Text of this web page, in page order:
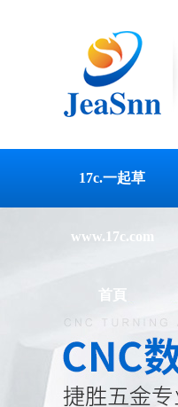
17c.一起草
www.17c.com
首頁